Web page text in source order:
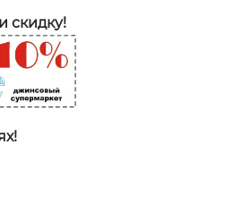
скидку!